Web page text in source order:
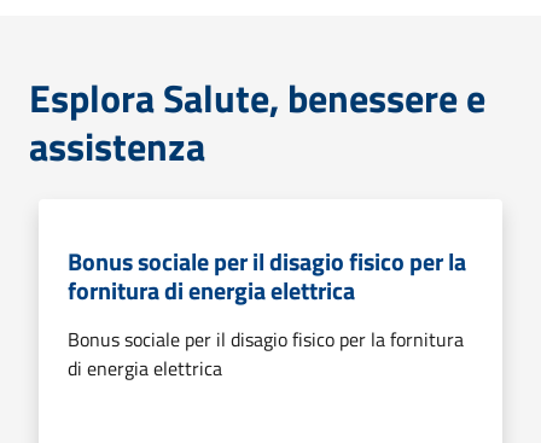
Esplora Salute, benessere e
assistenza
Bonus sociale per il disagio fisico per la
fornitura di energia elettrica
Bonus sociale per il disagio fisico per la fornitura
di energia elettrica